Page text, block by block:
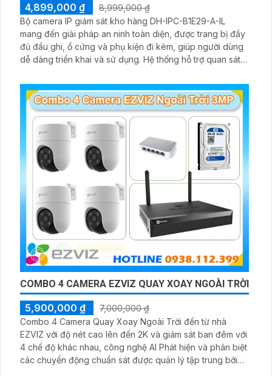
4,899,000 ₫
8,999,000 ₫
Bộ camera IP giám sát kho hàng DH-IPC-B1E29-A-IL
mang đến giải pháp an ninh toàn diện, được trang bị đầy
đủ đầu ghi, ổ cứng và phụ kiện đi kèm, giúp người dùng
dễ dàng triển khai và sử dụng. Hệ thống hỗ trợ quan sát
LED ánh sáng trắng, cùng khả năng phát hiện chuyển
động thông minh, giúp đảm bảo an toàn tuyệt đối cho
khu vực kho hàng
COMBO 4 CAMERA EZVIZ QUAY XOAY NGOÀI TRỜI
5,900,000 ₫
7,000,000 ₫
Combo 4 Camera Quay Xoay Ngoài Trời đến từ nhà
EZVIZ với độ nét cao lên đến 2K và giám sát ban đêm với
4 chế độ khác nhau, công nghệ AI Phát hiện và phân biệt
các chuyển động chuẩn sát được quản lý tập trung bởi